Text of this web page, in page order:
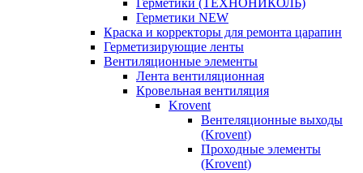
Герметики NEW
Краска и корректоры для ремонта царапин
Герметизирующие ленты
Вентиляционные элементы
Лента вентиляционная
Кровельная вентиляция
Krovent
Вентеляционные выходы
(Krovent)
Проходные элементы
(Krovent)